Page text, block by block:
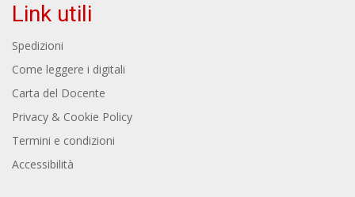
Link utili
Spedizioni
Come leggere i digitali
Carta del Docente
Privacy & Cookie Policy
Termini e condizioni
Accessibilità